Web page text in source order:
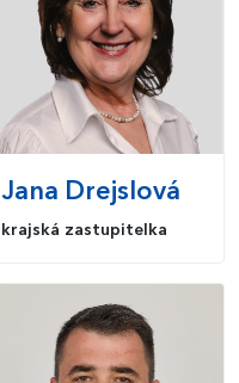
Jana Drejslová
krajská zastupitelka